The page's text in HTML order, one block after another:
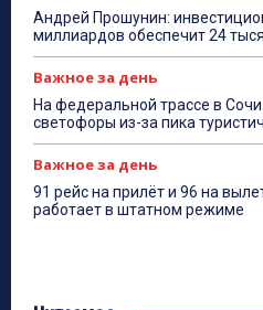
Андрей Прошунин:
миллиардов обеспечит 24
Важное за день
На федеральной трассе в
светофоры из-за пика
Важное за день
91 рейс на прилёт и 96 на
работает в штатном режиме